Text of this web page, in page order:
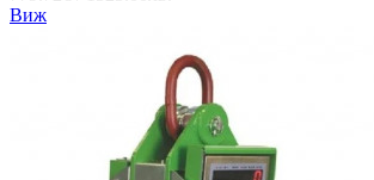
Виж